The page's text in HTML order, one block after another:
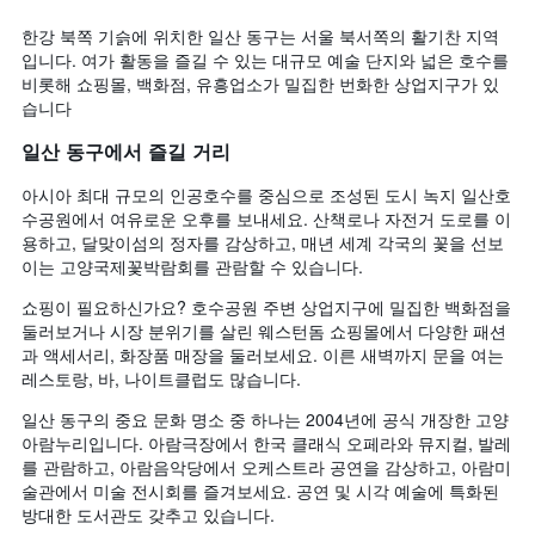
이
있
습
니
다.
니
다.
한강 북쪽 기슭에 위치한 일산 동구는 서울 북서쪽의 활기찬 지역
입니다. 여가 활동을 즐길 수 있는 대규모 예술 단지와 넓은 호수를
비롯해 쇼핑몰, 백화점, 유흥업소가 밀집한 번화한 상업지구가 있
습니다
일산 동구에서 즐길 거리
아시아 최대 규모의 인공호수를 중심으로 조성된 도시 녹지 일산호
수공원에서 여유로운 오후를 보내세요. 산책로나 자전거 도로를 이
용하고, 달맞이섬의 정자를 감상하고, 매년 세계 각국의 꽃을 선보
이는 고양국제꽃박람회를 관람할 수 있습니다.
쇼핑이 필요하신가요? 호수공원 주변 상업지구에 밀집한 백화점을
둘러보거나 시장 분위기를 살린 웨스턴돔 쇼핑몰에서 다양한 패션
과 액세서리, 화장품 매장을 둘러보세요. 이른 새벽까지 문을 여는
레스토랑, 바, 나이트클럽도 많습니다.
일산 동구의 중요 문화 명소 중 하나는 2004년에 공식 개장한 고양
아람누리입니다. 아람극장에서 한국 클래식 오페라와 뮤지컬, 발레
를 관람하고, 아람음악당에서 오케스트라 공연을 감상하고, 아람미
술관에서 미술 전시회를 즐겨보세요. 공연 및 시각 예술에 특화된
방대한 도서관도 갖추고 있습니다.